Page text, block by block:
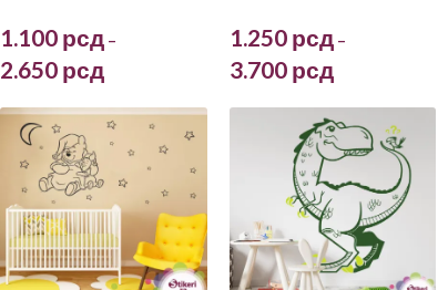
1.100 рсд –
2.650 рсд
1.250 рсд –
3.700 рсд